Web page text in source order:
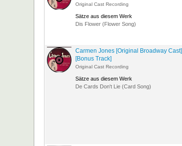
Original Cast Recording
Sätze aus diesem Werk
Dis Flower (Flower Song)
Carmen Jones [Original Broadway Cast]
[Bonus Track]
Original Cast Recording
Sätze aus diesem Werk
De Cards Don't Lie (Card Song)